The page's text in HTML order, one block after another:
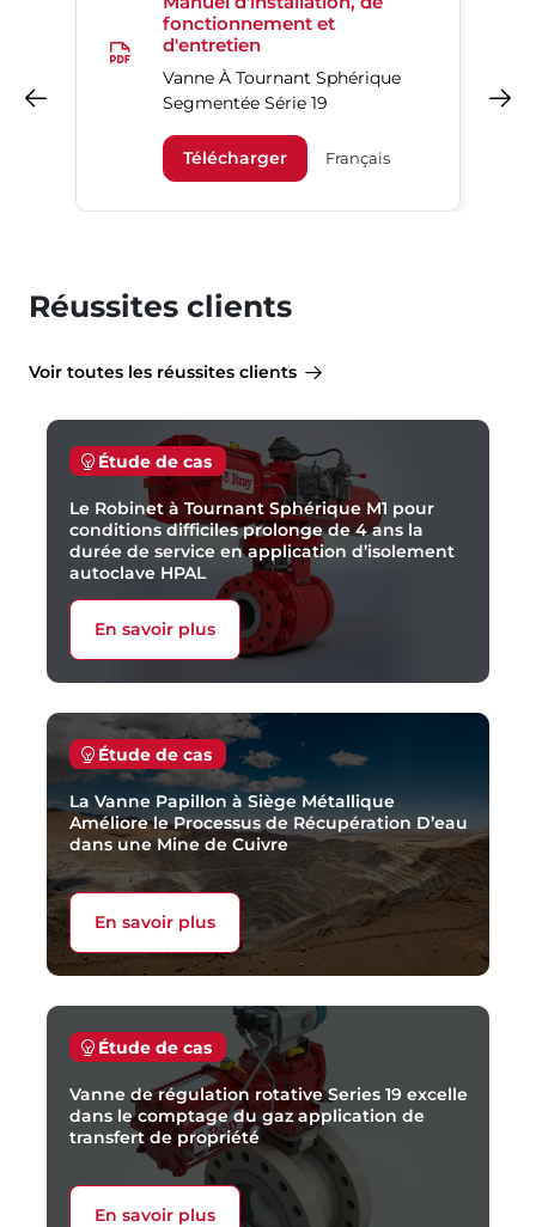
fonctionnement et
d'entretien
Vanne À Tournant Sphérique
Segmentée Série 19
Télécharger Français
Précédent Suivant
Réussites clients
Voir toutes les réussites clients
Étude de cas
Le Robinet à Tournant Sphérique M1 pour
conditions difficiles prolonge de 4 ans la
durée de service en application d’isolement
autoclave HPAL
En savoir plus
Étude de cas
La Vanne Papillon à Siège Métallique
Améliore le Processus de Récupération D’eau
dans une Mine de Cuivre
En savoir plus
Étude de cas
Vanne de régulation rotative Series 19 excelle
dans le comptage du gaz application de
transfert de propriété
En savoir plus